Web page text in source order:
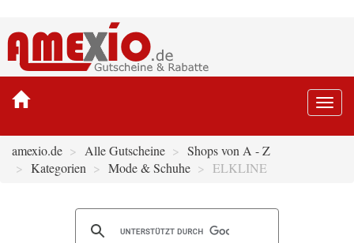
amexio.de Alle Gutscheine
Shops von A - Z
Kategorien
Mode & Schuhe ELKLINE